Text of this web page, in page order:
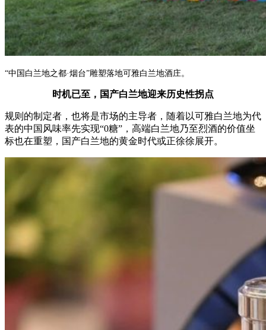
“中国白兰地之都·烟台”雕塑落地可雅白兰地酒庄。
时机已至，国产白兰地迎来历史性拐点
规则的制定者，也将是市场的主导者，随着以可雅白兰地为代
表的中国风味率先实现“0糖”，高端白兰地乃至烈酒的价值坐
标也在重塑，国产白兰地的黄金时代或正徐徐展开。